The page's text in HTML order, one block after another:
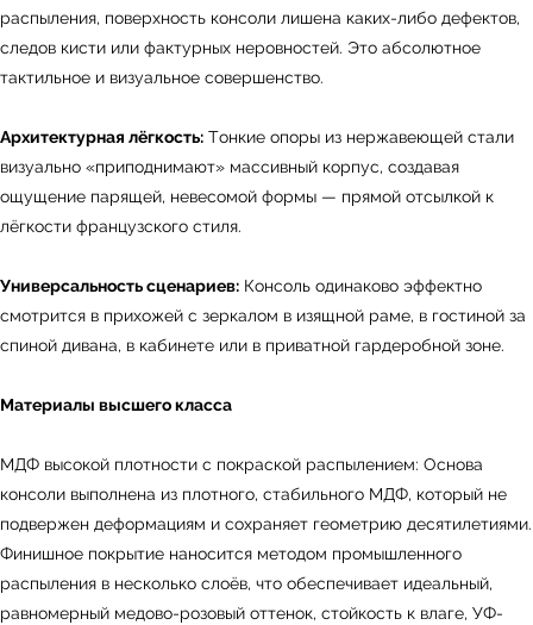
распыления, поверхность консоли лишена каких-либо дефектов,
следов кисти или фактурных неровностей. Это абсолютное
тактильное и визуальное совершенство.
Архитектурная лёгкость: Тонкие опоры из нержавеющей стали
визуально «приподнимают» массивный корпус, создавая
ощущение парящей, невесомой формы — прямой отсылкой к
лёгкости французского стиля.
Универсальность сценариев: Консоль одинаково эффектно
смотрится в прихожей с зеркалом в изящной раме, в гостиной за
спиной дивана, в кабинете или в приватной гардеробной зоне.
Материалы высшего класса
МДФ высокой плотности с покраской распылением: Основа
консоли выполнена из плотного, стабильного МДФ, который не
подвержен деформациям и сохраняет геометрию десятилетиями.
Финишное покрытие наносится методом промышленного
распыления в несколько слоёв, что обеспечивает идеальный,
равномерный медово-розовый оттенок, стойкость к влаге, УФ-